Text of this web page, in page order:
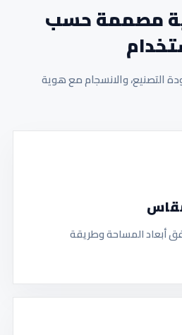
مصممة حسب
التصنيع، والانسجام مع هوية
أبعاد المساحة وطريقة